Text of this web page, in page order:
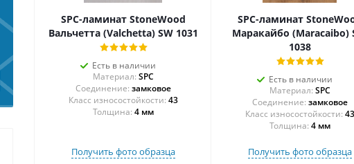
SPC-ламинат StoneWood
Вальчетта (Valchetta) SW 1031
Есть в наличии
Материал: SPC
Соединение: замковое
43
Толщина: 4 мм
Получить фото образца
SPC-ламинат
Маракайбо (Maracaibo)
1038
Есть в наличии
Материал: SPC
Соединение: замковое
43
Толщина: 4 мм
Получить фото образца